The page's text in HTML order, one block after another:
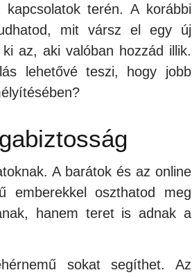
terén. A korábbi
mit vársz el egy új
az, aki valóban hozzád illik.
lehetővé teszi, hogy jobb
A barátok és az online
emberekkel oszthatod meg
hanem teret is adnak a
sokat segíthet. Az